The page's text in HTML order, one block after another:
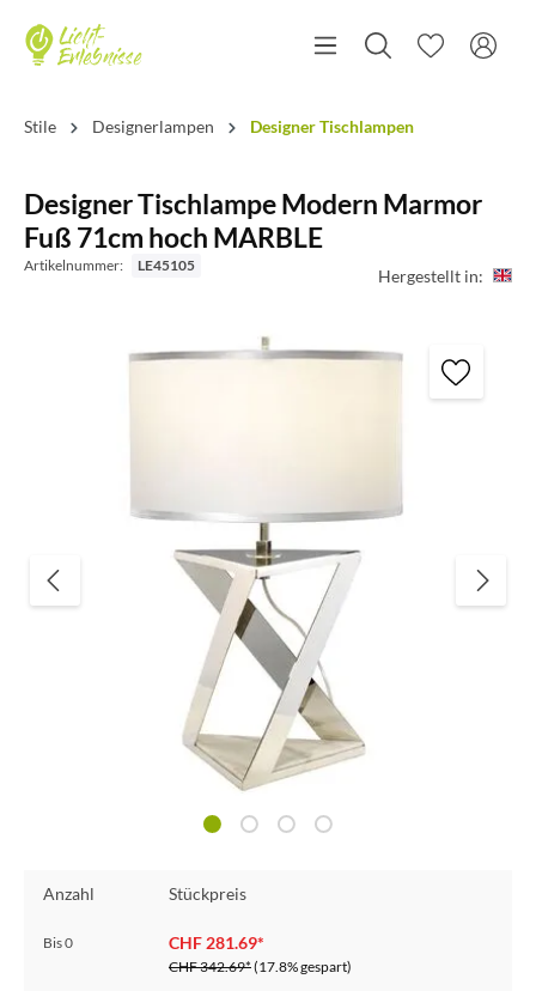
Stile Designerlampen Designer Tischlampen
Designer Tischlampe Modern Marmor
Fuß 71cm hoch MARBLE
Artikelnummer: LE45105 Hergestellt in:
Anzahl Stückpreis
Bis0 CHF 281.69*
CHF 342.69*(17.8% gespart)